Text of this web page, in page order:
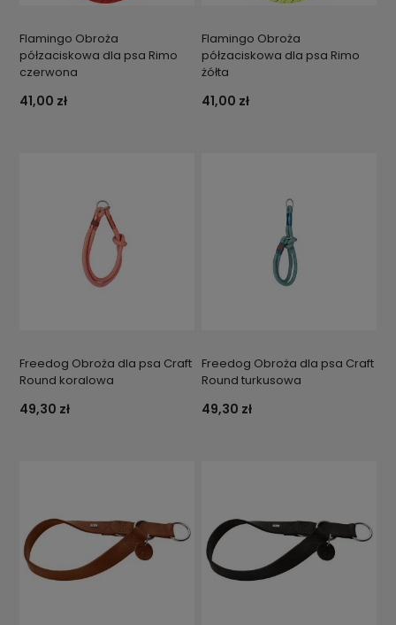
Flamingo Obroża
półzaciskowa dla psa Rimo
czerwona
41,00 zł
Flamingo Obroża
półzaciskowa dla psa Rimo
żółta
41,00 zł
Freedog Obroża dla psa Craft
Round koralowa
49,30 zł
Freedog Obroża dla psa Craft
Round turkusowa
49,30 zł